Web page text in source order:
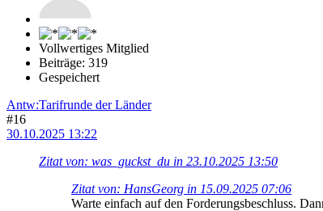
Vollwertiges Mitglied
Beiträge: 319
Gespeichert
Antw:Tarifrunde der Länder
#16
30.10.2025 13:22
Zitat von: was_guckst_du in 23.10.2025 13:50
Zitat von: HansGeorg in 15.09.2025 07:06
Warte einfach auf den Forderungsbeschluss.